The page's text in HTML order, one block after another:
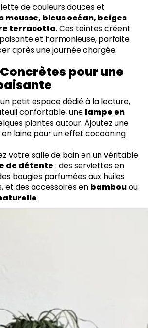
de couleurs douces et
mousse, bleus océan, beiges
terracotta. Ces teintes créent
et harmonieuse, parfaite
après une journée chargée.
pour une
petit espace dédié à la lecture,
confortable, une lampe en
plantes autour. Ajoutez une
laine pour un effet cocooning
votre salle de bain en un véritable
de détente : des serviettes en
bougies parfumées aux huiles
et des accessoires en bambouou
.